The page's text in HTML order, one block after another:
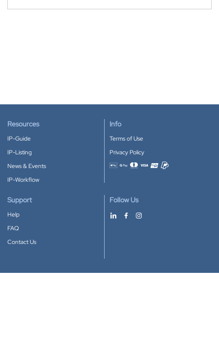
Resources
IP-Guide
IP-Listing
News & Events
IP-Workflow
Info
Terms of Use
Privacy Policy
Accepted payment methods
Support
Help
FAQ
Contact Us
Follow Us